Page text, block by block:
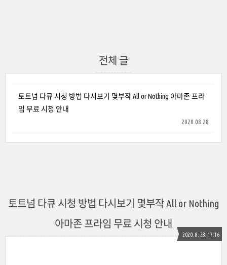
전체 글
토트넘 다큐 시청 방법 다시보기 몇부작 All or Nothing 아마존 프라
임 무료 시청 안내
2020.08.28
토트넘 다큐 시청 방법 다시보기 몇부작 All or Nothing
아마존 프라임 무료 시청 안내
2020. 8. 28. 17:16